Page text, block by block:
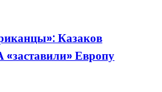
Казаков
Европу